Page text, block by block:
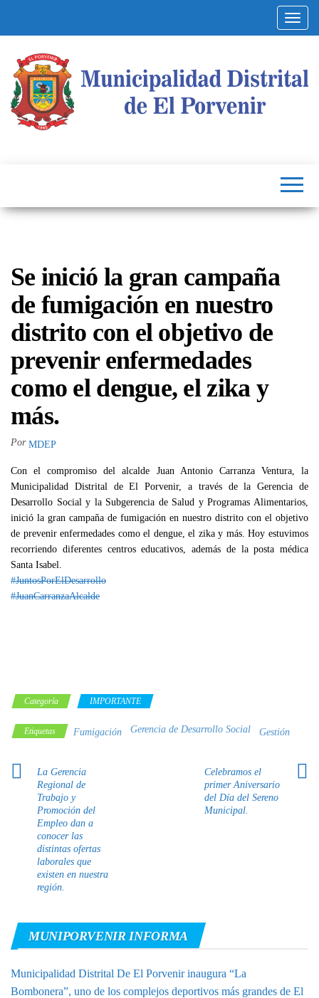
Se inició la gran campaña
de fumigación en nuestro
distrito con el objetivo de
prevenir enfermedades
como el dengue, el zika y
más.
Por MDEP
Con el compromiso del alcalde Juan Antonio Carranza Ventura, la
Municipalidad Distrital de El Porvenir, a través de la Gerencia de
Desarrollo Social y la Subgerencia de Salud y Programas Alimentarios,
inició la gran campaña de fumigación en nuestro distrito con el objetivo
de prevenir enfermedades como el dengue, el zika y más. Hoy estuvimos
recorriendo diferentes centros educativos, además de la posta médica
Santa Isabel.
#JuntosPorElDesarrollo
#JuanCarranzaAlcalde
Categoría IMPORTANTE
Etiquetas Fumigación Gerencia de Desarrollo Social Gestión
La Gerencia
Regional de
Trabajo y
Promoción del
Empleo dan a
conocer las
distintas ofertas
laborales que
existen en nuestra
región.
Celebramos el
primer Aniversario
del Día del Sereno
Municipal.
MUNIPORVENIR INFORMA
Municipalidad Distrital De El Porvenir inaugura “La
Bombonera”, uno de los complejos deportivos más grandes de El